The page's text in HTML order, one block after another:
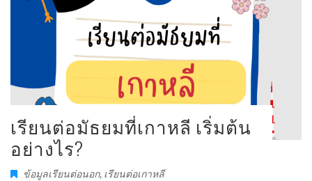
เรียนต่อมัธยมที่เกาหลี เริ่มต้น
อย่างไร?
ข้อมูลเรียนต่อนอก, เรียนต่อเกาหลี